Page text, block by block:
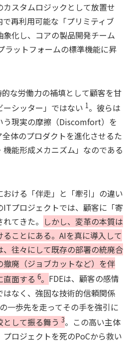
スタムロジックとして放置せ
再利用可能な「プリミティブ
象化し、コアの製品開発チーム
ラットフォームの標準機能に昇
な労働力の補填として顧客を甘
シッター」ではない 1。彼らは
う現実の摩擦（Discomfort）を
体のプロダクトを進化させるた
能形成メカニズム」なのである
おける「伴走」と「牽引」の違い
プロジェクトでは、顧客に「寄
てきた。 しかし、変革の本質は
ことにある。AIを真に導入して
往々にして既存の部署の統廃合
廃（ジョブカットなど）を伴
直面する 6。 FDEは、顧客の感情
なく、強固な技術的信頼関係
一歩先を走ってその手を強引に
として振る舞う 3。この高い主体
ロジェクトを死のPoCから救い